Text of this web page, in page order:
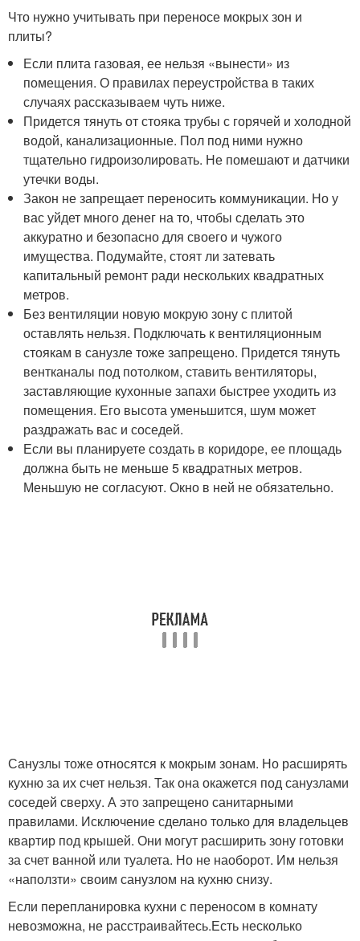
Что нужно учитывать при переносе мокрых зон и
плиты?
Если плита газовая, ее нельзя «вынести» из
помещения. О правилах переустройства в таких
случаях рассказываем чуть ниже.
Придется тянуть от стояка трубы с горячей и холодной
водой, канализационные. Пол под ними нужно
тщательно гидроизолировать. Не помешают и датчики
утечки воды.
Закон не запрещает переносить коммуникации. Но у
вас уйдет много денег на то, чтобы сделать это
аккуратно и безопасно для своего и чужого
имущества. Подумайте, стоят ли затевать
капитальный ремонт ради нескольких квадратных
метров.
Без вентиляции новую мокрую зону с плитой
оставлять нельзя. Подключать к вентиляционным
стоякам в санузле тоже запрещено. Придется тянуть
вентканалы под потолком, ставить вентиляторы,
заставляющие кухонные запахи быстрее уходить из
помещения. Его высота уменьшится, шум может
раздражать вас и соседей.
Если вы планируете создать в коридоре, ее площадь
должна быть не меньше 5 квадратных метров.
Меньшую не согласуют. Окно в ней не обязательно.
Санузлы тоже относятся к мокрым зонам. Но расширять
кухню за их счет нельзя. Так она окажется под санузлами
соседей сверху. А это запрещено санитарными
правилами. Исключение сделано только для владельцев
квартир под крышей. Они могут расширить зону готовки
за счет ванной или туалета. Но не наоборот. Им нельзя
«наползти» своим санузлом на кухню снизу.
Если перепланировка кухни с переносом в комнату
невозможна, не расстраивайтесь.Есть несколько